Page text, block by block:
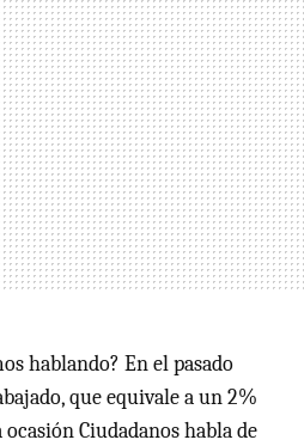
hablando? En el pasado
que equivale a un 2%
Ciudadanos habla de